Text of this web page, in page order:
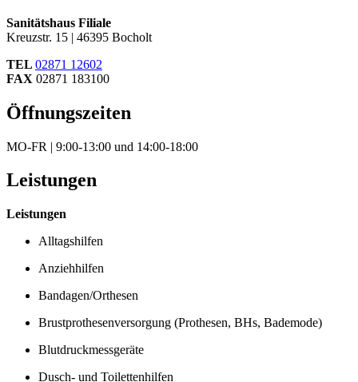
Sanitätshaus Filiale
Kreuzstr. 15 | 46395 Bocholt
TEL 02871 12602
FAX 02871 183100
Öffnungszeiten
MO-FR | 9:00-13:00 und 14:00-18:00
Leistungen
Leistungen
Alltagshilfen
Anziehhilfen
Bandagen/Orthesen
Brustprothesenversorgung (Prothesen, BHs, Bademode)
Blutdruckmessgeräte
Dusch- und Toilettenhilfen